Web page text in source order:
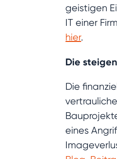
geistigen
IT einer
hier.
Die
Die
eines